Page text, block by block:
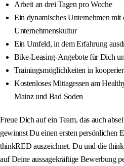
Arbeit an drei Tagen pro Woche
Ein dynamisches Unternehmen mit
Unternehmenskultur
Ein Umfeld, in dem Erfahrung
Bike-Leasing-Angebote für Dich
Trainingsmöglichkeiten in
Kostenloses Mittagessen am
Mainz und Bad Soden
Freue Dich auf ein Team, das auch
gewinnst Du einen ersten persönlichen
thinkRED auszeichnet. Du und die
auf Deine aussagekräftige Bewerbung